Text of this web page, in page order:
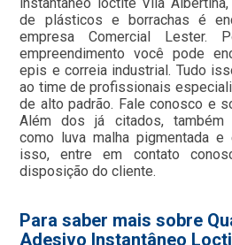
de plásticos e borrachas é
empresa Comercial Lester.
empreendimento você pode
epis e correia industrial. Tudo
ao time de profissionais
de alto padrão. Fale conosco e
Além dos já citados, também
como luva malha pigmentada
isso, entre em contato
disposição do cliente.
Para saber mais sobre
Adesivo Instantâneo